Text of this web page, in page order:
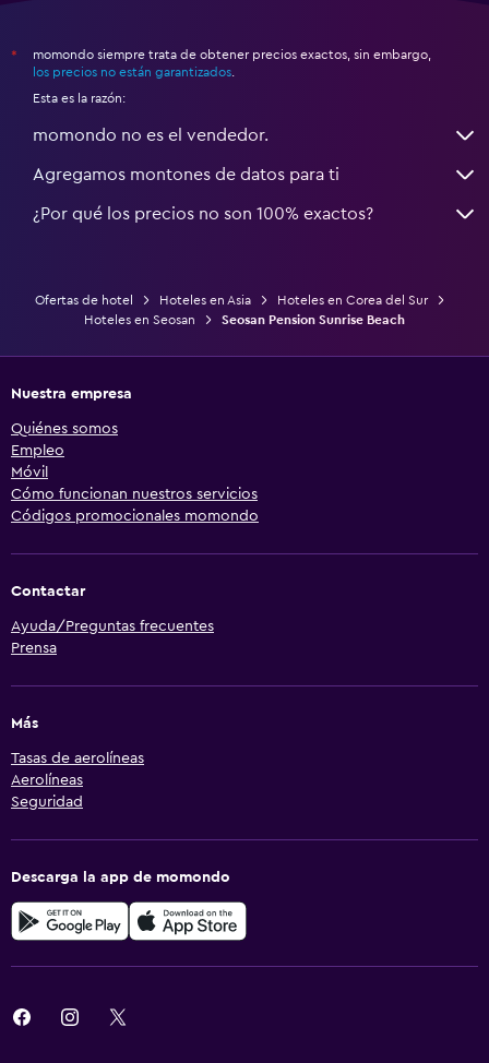
*
momondo siempre trata de obtener precios exactos, sin embargo,
los precios no están garantizados
Esta es la razón:
momondo no es el vendedor.
Agregamos montones de datos para ti
¿Por qué los precios no son 100% exactos?
Ofertas de hotel Hoteles en Asia
Hoteles en Corea del Sur
Hoteles en Seosan
Seosan Pension Sunrise Beach
Nuestra empresa
Quiénes somos
Empleo
Móvil
Cómo funcionan nuestros servicios
Códigos promocionales momondo
Contactar
Ayuda/Preguntas frecuentes
Prensa
Más
Tasas de aerolíneas
Aerolíneas
Seguridad
Descarga la app de momondo